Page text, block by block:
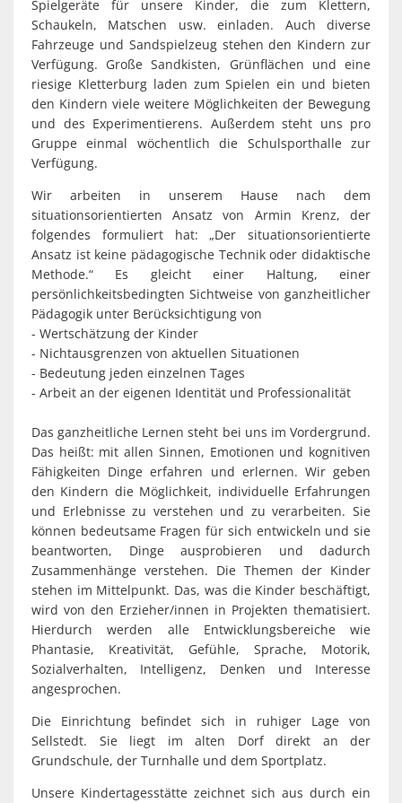
Spielgeräte für unsere Kinder, die zum Klettern,
Schaukeln, Matschen usw. einladen. Auch diverse
Fahrzeuge und Sandspielzeug stehen den Kindern zur
Verfügung. Große Sandkisten, Grünflächen und eine
riesige Kletterburg laden zum Spielen ein und bieten
den Kindern viele weitere Möglichkeiten der Bewegung
und des Experimentierens. Außerdem steht uns pro
Gruppe einmal wöchentlich die Schulsporthalle zur
Verfügung.
Wir arbeiten in unserem Hause nach dem
situationsorientierten Ansatz von Armin Krenz, der
folgendes formuliert hat: „Der situationsorientierte
Ansatz ist keine pädagogische Technik oder didaktische
Methode.“ Es gleicht einer Haltung, einer
persönlichkeitsbedingten Sichtweise von ganzheitlicher
Pädagogik unter Berücksichtigung von
- Wertschätzung der Kinder
- Nichtausgrenzen von aktuellen Situationen
- Bedeutung jeden einzelnen Tages
- Arbeit an der eigenen Identität und Professionalität
Das ganzheitliche Lernen steht bei uns im Vordergrund.
Das heißt: mit allen Sinnen, Emotionen und kognitiven
Fähigkeiten Dinge erfahren und erlernen. Wir geben
den Kindern die Möglichkeit, individuelle Erfahrungen
und Erlebnisse zu verstehen und zu verarbeiten. Sie
können bedeutsame Fragen für sich entwickeln und sie
beantworten, Dinge ausprobieren und dadurch
Zusammenhänge verstehen. Die Themen der Kinder
stehen im Mittelpunkt. Das, was die Kinder beschäftigt,
wird von den Erzieher/innen in Projekten thematisiert.
Hierdurch werden alle Entwicklungsbereiche wie
Phantasie, Kreativität, Gefühle, Sprache, Motorik,
Sozialverhalten, Intelligenz, Denken und Interesse
angesprochen.
Die Einrichtung befindet sich in ruhiger Lage von
Sellstedt. Sie liegt im alten Dorf direkt an der
Grundschule, der Turnhalle und dem Sportplatz.
Unsere Kindertagesstätte zeichnet sich aus durch ein